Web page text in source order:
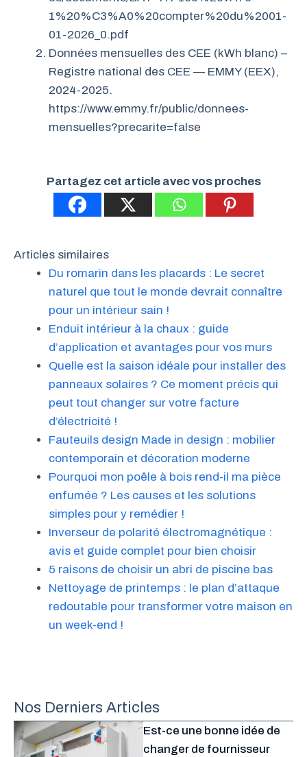
1%20%C3%A0%20compter%20du%2001-
01-2026_0.pdf
Données mensuelles des CEE (kWh blanc) –
Registre national des CEE — EMMY (EEX),
2024-2025.
https://www.emmy.fr/public/donnees-
mensuelles?precarite=false
Partagez cet article avec vos proches
Articles similaires
Du romarin dans les placards : Le secret
naturel que tout le monde devrait connaître
pour un intérieur sain !
Enduit intérieur à la chaux : guide
d’application et avantages pour vos murs
Quelle est la saison idéale pour installer des
panneaux solaires ? Ce moment précis qui
peut tout changer sur votre facture
d’électricité !
Fauteuils design Made in design : mobilier
contemporain et décoration moderne
Pourquoi mon poêle à bois rend-il ma pièce
enfumée ? Les causes et les solutions
simples pour y remédier !
Inverseur de polarité électromagnétique :
avis et guide complet pour bien choisir
5 raisons de choisir un abri de piscine bas
Nettoyage de printemps : le plan d’attaque
redoutable pour transformer votre maison en
un week-end !
Nos Derniers Articles
Est-ce une bonne idée de
changer de fournisseur